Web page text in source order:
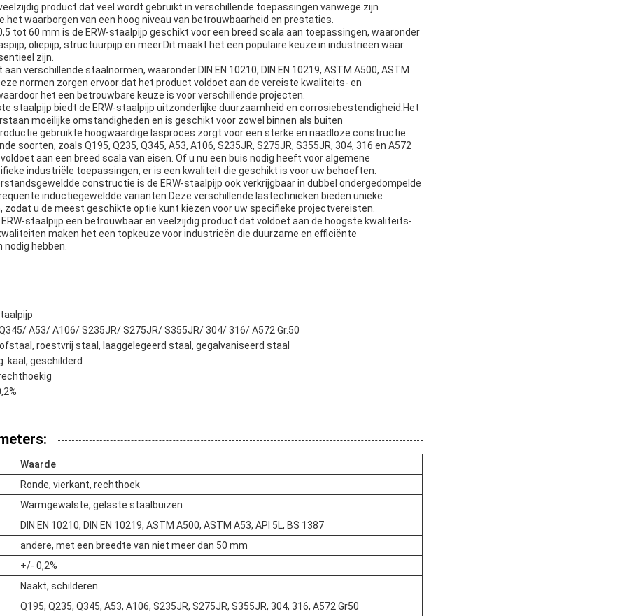
product dat veel wordt gebruikt in verschillende toepassingen vanwege zijn
waarborgen van een hoog niveau van betrouwbaarheid en prestaties.
tot 60 mm is de ERW-staalpijp geschikt voor een breed scala aan toepassingen, waaronder
oliepijp, structuurpijp en meer.Dit maakt het een populaire keuze in industrieën waar
zijn.
verschillende staalnormen, waaronder DIN EN 10210, DIN EN 10219, ASTM A500, ASTM
normen zorgen ervoor dat het product voldoet aan de vereiste kwaliteits- en
het een betrouwbare keuze is voor verschillende projecten.
staalpijp biedt de ERW-staalpijp uitzonderlijke duurzaamheid en corrosiebestendigheid.Het
moeilijke omstandigheden en is geschikt voor zowel binnen als buiten
gebruikte hoogwaardige lasproces zorgt voor een sterke en naadloze constructie.
soorten, zoals Q195, Q235, Q345, A53, A106, S235JR, S275JR, S355JR, 304, 316 en A572
voldoet aan een breed scala van eisen. Of u nu een buis nodig heeft voor algemene
industriële toepassingen, er is een kwaliteit die geschikt is voor uw behoeften.
constructie is de ERW-staalpijp ook verkrijgbaar in dubbel ondergedompelde
inductiegeweldde varianten.Deze verschillende lastechnieken bieden unieke
zodat u de meest geschikte optie kunt kiezen voor uw specifieke projectvereisten.
staalpijp een betrouwbaar en veelzijdig product dat voldoet aan de hoogste kwaliteits-
maken het een topkeuze voor industrieën die duurzame en efficiënte
hebben.
A53/ A106/ S235JR/ S275JR/ S355JR/ 304/ 316/ A572 Gr.50
roestvrij staal, laaggelegeerd staal, gegalvaniseerd staal
kaal, geschilderd
Waarde
Ronde, vierkant, rechthoek
Warmgewalste, gelaste staalbuizen
DIN EN 10210, DIN EN 10219, ASTM A500, ASTM A53, API 5L, BS 1387
andere, met een breedte van niet meer dan 50 mm
+/- 0,2%
Naakt, schilderen
Q195, Q235, Q345, A53, A106, S235JR, S275JR, S355JR, 304, 316, A572 Gr50